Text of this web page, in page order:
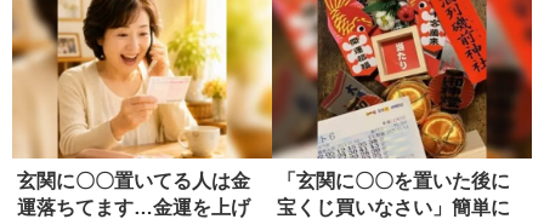
玄関に〇〇置いてる人は金
運落ちてます…金運を上げ
「玄関に〇〇を置いた後に
宝くじ買いなさい」簡単に